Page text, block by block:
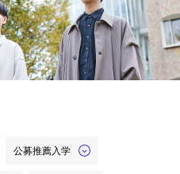
公募推薦入学